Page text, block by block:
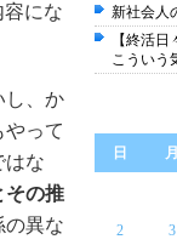
にな
し、か
って
はな
その推
の異な
新社会人
【終活
こういう
日 月
2 3